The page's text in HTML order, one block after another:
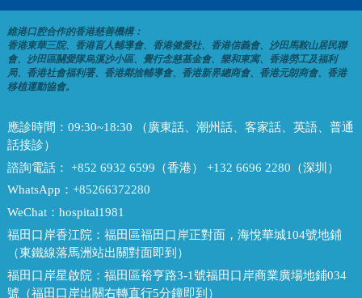
維港口腔合作的香港慈善機構：
香港東華三院、香港盲人輔導會、香港健愛社、香港信義會、沙田馬鞍山居民聯
會、沙田區關愛隊烏溪沙小區、覺行念慈基金會、樂和東寓、香港勞工及福利
局、香港社會福利署、香港鄰捨輔導會、香港新界總商會、香港元朗商會、香港
移植運動協會。
應診時間： 09:30~18:30 （廣東話、潮州話、客家話、英語、普通
話接診）
諮詢電話： +852 6932 6599（香港） +132 6696 2280（深圳）
WhatsApp： +85266372280
WeChat： hospital1981
福田口岸香江院： 福田區福田口岸正對面，海悅華城104號地鋪
（東鐵線落馬洲站出關對面即到）
福田口岸星啟院： 福田區裕亨路3-1號福田口岸商業廣場地鋪034
號（福田口岸出關右轉直行5分鐘即到）